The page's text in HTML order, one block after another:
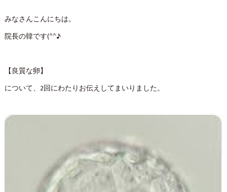
みなさんこんにちは。
院長の韓です(^^♪
【良質な卵】
について、2回にわたりお伝えしてまいりました。